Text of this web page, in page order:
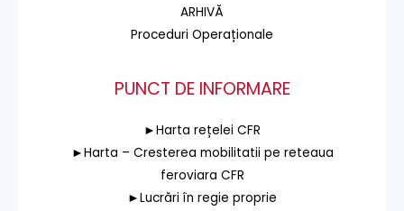
ARHIVĂ
Proceduri Operaționale
PUNCT DE INFORMARE
►Harta rețelei CFR
►Harta – Cresterea mobilitatii pe reteaua
feroviara CFR
►Lucrări în regie proprie